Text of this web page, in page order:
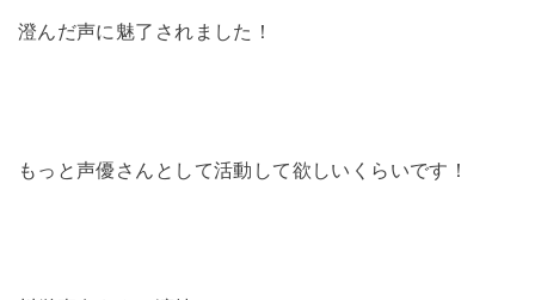
澄んだ声に魅了されました！
もっと声優さんとして活動して欲しいくらいです！